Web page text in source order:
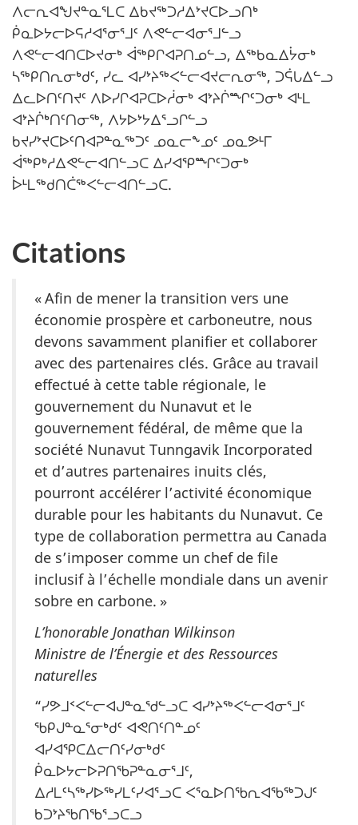
ᐱᓕᕆᐊᖑᔪᓐᓇᕐᒪᑕ ᐃᑲᔪᖅᑐᓱᐃᔾᔪᑕᐅᓗᑎᒃ
ᑮᓇᐅᔭᓕᐅᕋᓱᐊᕐᓂᕐᒧᑦ ᐱᕙᓪᓕᐊᓂᕐᒧᓪᓗ
ᐱᕙᓪᓕᐊᑎᑕᐅᔪᓂᒃ ᐋᖅᑭᒋᐊᕈᑎᓄᓪᓗ, ᐃᖅᑲᓇᐃᔮᓂᒃ
ᓴᖅᑭᑎᕆᓂᒃᑯᑦ, ᓯᓚ ᐊᓯᔾᔨᖅᐸᓪᓕᐊᔪᓕᕆᓂᖅ, ᑐᕌᒐᐃᓪᓗ
ᐃᓚᐅᑎᑦᑎᔪᑦ ᐱᐅᓯᒋᐊᕈᑕᐅᓲᓂᒃ ᐊᔾᔨᒌᙱᑦᑐᓂᒃ ᐊᒻᒪ
ᐊᔾᔨᒌᒃᑎᑦᑎᓂᖅ, ᐱᔭᐅᔾᔭᐃᕐᓗᒋᓪᓗ
ᑲᔪᓯᔾᔪᑕᐅᑦᑎᐊᕈᓐᓇᖅᑐᑦ ᓄᓇᓕᖕᓄᑦ ᓄᓇᕗᒻᒥ
ᐋᖅᑭᒃᓱᐃᕙᓪᓕᐊᑎᓪᓗᑕ ᐃᓯᐊᕿᙱᑦᑐᓂᒃ
ᐆᒻᒪᖅᑯᑎᑖᖅᐸᓪᓕᐊᑎᓪᓗᑕ.
Citations
« Afin de mener la transition vers une
économie prospère et carboneutre, nous
devons savamment planifier et collaborer
avec des partenaires clés. Grâce au travail
effectué à cette table régionale, le
gouvernement du Nunavut et le
gouvernement fédéral, de même que la
société Nunavut Tunngavik Incorporated
et d’autres partenaires inuits clés,
pourront accélérer l’activité économique
durable pour les habitants du Nunavut. Ce
type de collaboration permettra au Canada
de s’imposer comme un chef de file
inclusif à l’échelle mondiale dans un avenir
sobre en carbone. »
L’honorable Jonathan Wilkinson
Ministre de l’Énergie et des Ressources
naturelles
“ᓯᕗᒧᑉᐸᓪᓕᐊᒍᓐᓇᖁᓪᓗᑕ ᐊᓯᔾᔨᖅᐸᓪᓕᐊᓂᕐᒧᑦ
ᖃᑭᒍᓐᓇᕐᓂᒃᑯᑦ ᐊᕙᑎᑦᑎᓐᓄᑦ
ᐊᓯᐊᕿᑕᐃᓕᑎᑦᓯᓂᒃᑯᑦ
ᑮᓇᐅᔭᓕᐅᕈᑎᖃᕈᓐᓇᓂᕐᒧᑦ,
ᐃᓱᒪᑦᓴᖅᓯᐅᖅᓯᒪᑦᓯᐊᕐᓗᑕ ᐸᕐᓇᐅᑎᖃᕆᐊᖃᖅᑐᒍᑦ
ᑲᑐᔾᔨᖃᑎᖃᕐᓗᑕᓗ